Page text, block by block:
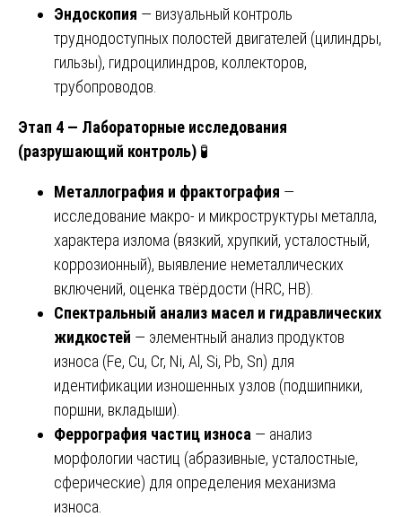
Эндоскопия — визуальный контроль
труднодоступных полостей двигателей (цилиндры,
гильзы), гидроцилиндров, коллекторов,
трубопроводов.
Этап 4 — Лабораторные исследования
(разрушающий контроль) 🧪
Металлография и фрактография —
исследование макро- и микроструктуры металла,
характера излома (вязкий, хрупкий, усталостный,
коррозионный), выявление неметаллических
включений, оценка твёрдости (HRC, HB).
Спектральный анализ масел и гидравлических
жидкостей — элементный анализ продуктов
износа (Fe, Cu, Cr, Ni, Al, Si, Pb, Sn) для
идентификации изношенных узлов (подшипники,
поршни, вкладыши).
Феррография частиц износа — анализ
морфологии частиц (абразивные, усталостные,
сферические) для определения механизма
износа.